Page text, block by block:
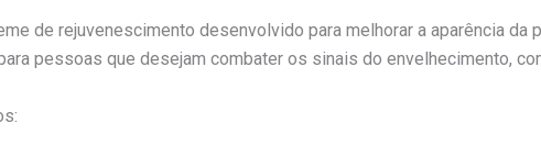
de rejuvenescimento desenvolvido para melhorar a aparência
pessoas que desejam combater os sinais do envelhecimento,